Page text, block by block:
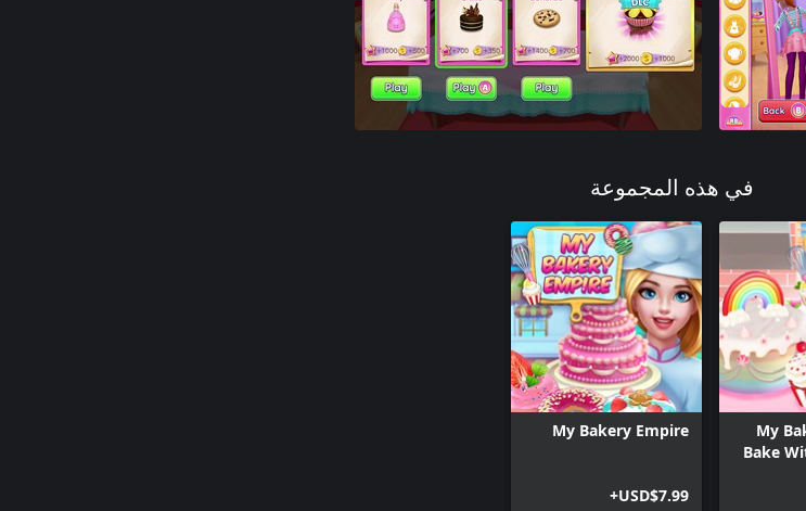
في هذه المجموعة
My
Bake
My Bakery Empire
USD$7.99+